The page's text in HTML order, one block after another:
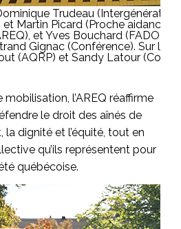
Trudeau
et Martin Picard (Proche aidance
et Yves Bouchard (FADOQ).
Gignac (Conférence). Sur la
(AQRP) et Sandy Latour
mobilisation, l’AREQ réaffirme
le droit des aînés de
la dignité et l’équité, tout en
qu’ils représentent pour
québécoise.